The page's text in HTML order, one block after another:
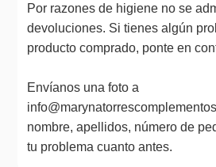
Por razones de higiene no se
devoluciones. Si tienes algún
producto comprado, ponte en
Envíanos una foto a
nombre, apellidos, número de
tu problema cuanto antes.